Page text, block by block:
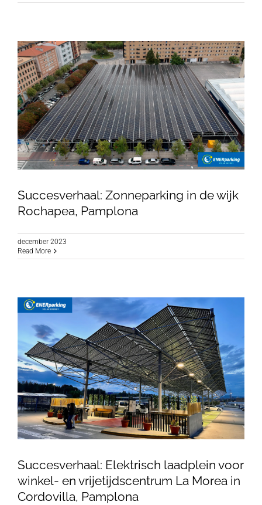
Succesverhaal: Zonneparking in de wijk
Succesverhaal: Zonneparking in de wijk
Rochapea, Pamplona
december 2023
Read More
Succesverhaal: Elektrisch laadplein voor
winkel- en vrijetijdscentrum La Morea in
Cordovilla, Pamplona